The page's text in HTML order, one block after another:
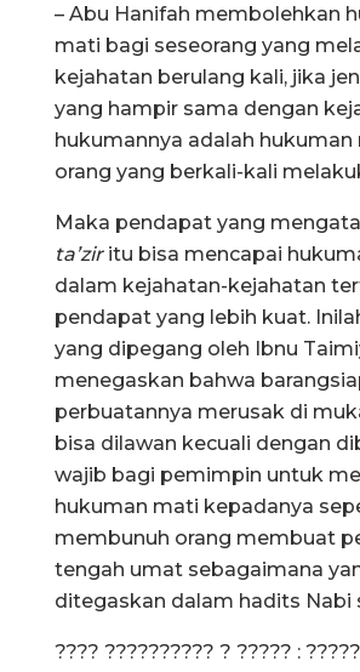
– Abu Hanifah membolehkan
mati bagi seseorang yang
kejahatan berulang kali, jika
yang hampir sama dengan
hukumannya adalah
orang yang berkali-kali
Maka pendapat yang
ta’ziritu bisa mencapai
dalam kejahatan-kejahatan
pendapat yang lebih kuat.
yang dipegang oleh Ibnu
menegaskan bahwa
perbuatannya merusak di
bisa dilawan kecuali dengan
wajib bagi pemimpin untuk
hukuman mati kepadanya
membunuh orang membuat
tengah umat sebagaimana
ditegaskan dalam hadits Nabi
???? ?????????? ? ????? :